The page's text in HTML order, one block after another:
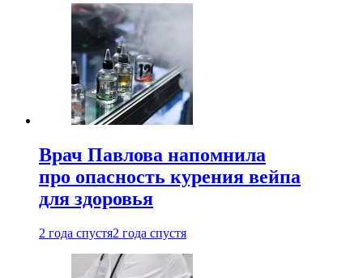
Врач Павлова напомнила
про опасность курения вейпа
для здоровья
2 года спустя2 года спустя